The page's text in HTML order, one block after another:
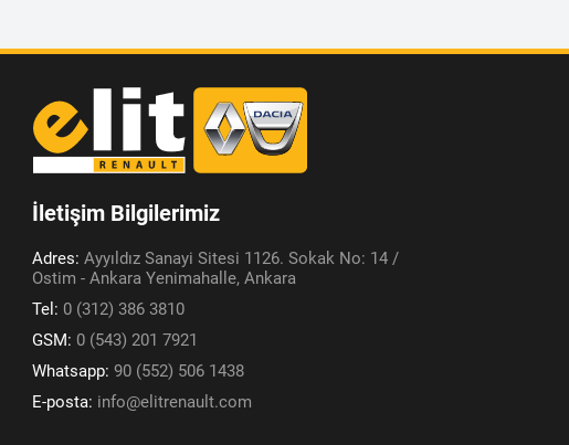
İletişim Bilgilerimiz
Adres: Ayyıldız Sanayi Sitesi 1126. Sokak No: 14 /
Ostim - Ankara Yenimahalle, Ankara
Tel: 0 (312) 386 3810
GSM: 0 (543) 201 7921
Whatsapp: 90 (552) 506 1438
E-posta: info@elitrenault.com